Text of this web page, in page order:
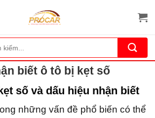
biết ô tô bị kẹt số
số và dấu hiệu nhận biết
những vấn đề phổ biến có thể